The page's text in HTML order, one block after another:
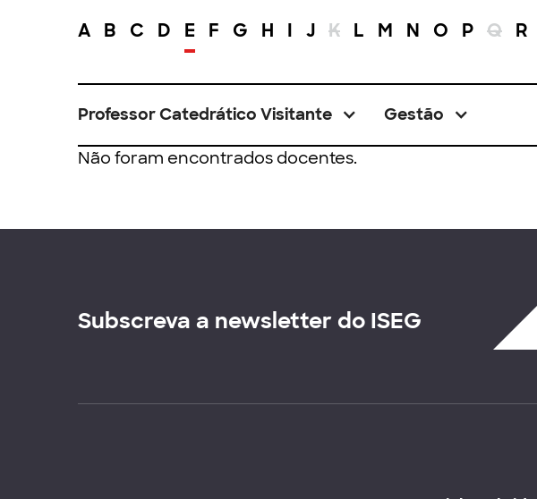
A B C D E F G H I J K L M N O P Q R
Professor Catedrático Visitante Gestão
Não foram encontrados docentes.
Subscreva a newsletter do ISEG